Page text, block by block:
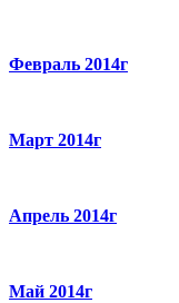
Февраль 2014г
Март 2014г
Апрель 2014г
Май 2014г